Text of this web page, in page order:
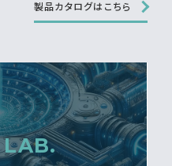
製品カタログはこちら
LAB.